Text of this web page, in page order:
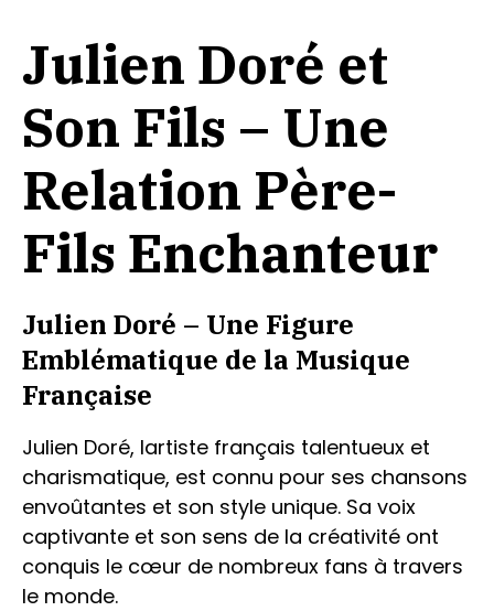
Julien Doré et
Son Fils – Une
Relation Père-
Fils Enchanteur
Julien Doré – Une Figure
Emblématique de la Musique
Française
Julien Doré, lartiste français talentueux et
charismatique, est connu pour ses chansons
envoûtantes et son style unique. Sa voix
captivante et son sens de la créativité ont
conquis le cœur de nombreux fans à travers
le monde.